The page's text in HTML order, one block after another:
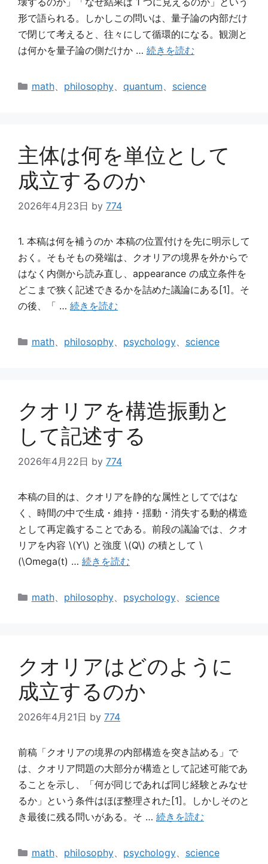
形で語られる。しかしこの問いは、量子論の内部だけ
で閉じて考えると、往々にして循環的になる。観測と
は何かを量子論の側だけか … 続きを読む
カ
math、 philosophy、 quantum、 science
主体は何を単位として
成立するのか
2026年4月23日 by 774
1. 本稿は何を補うのか 本稿の位置付けを先に明示して
おく。そもそもの発端は、クオリアの境界を外からで
はなく内側から読み直し、appearance の成立条件を
どこまで狭く記述できるかを詰めた議論にある[1]。そ
の後、「 … 続きを読む
カ
math、 philosophy、 psychology、 science
クオリアを構造振動と
して記述する
2026年4月22日 by 774
本稿の目的は、クオリアを静的な属性としてではな
く、時間の中で生成・維持・揺動・消失する動的構造
として再定義することである。前段の議論では、クオ
リアを内容 \(Y\) と強度 \(Q\) の積として \
(\Omega(t) … 続きを読む
カ
math、 philosophy、 psychology、 science
クオリアはどのように
成立するのか
2026年4月21日 by 774
前稿「クオリアの境界の内部構造を突き詰める」で
は、クオリア問題の大部分が構造として記述可能であ
ることを示し、「何が同じであれば同じ経験とみなせ
るか」という条件はほぼ整理された[1]。しかしそのと
き最後に残る問いがある。そ … 続きを読む
カ
math、 philosophy、 psychology、 science